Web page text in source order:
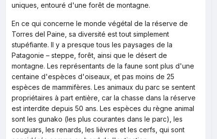
uniques, entouré d'une forêt de montagne.
En ce qui concerne le monde végétal de la réserve de
Torres del Paine, sa diversité est tout simplement
stupéfiante. Il y a presque tous les paysages de la
Patagonie – steppe, forêt, ainsi que le désert de
montagne. Les représentants de la faune sont plus d'une
centaine d'espèces d'oiseaux, et pas moins de 25
espèces de mammifères. Les animaux du parc se sentent
propriétaires à part entière, car la chasse dans la réserve
est interdite depuis 50 ans. Les espèces du règne animal
sont les gunako (les plus courantes dans le parc), les
couguars, les renards, les lièvres et les cerfs, qui sont